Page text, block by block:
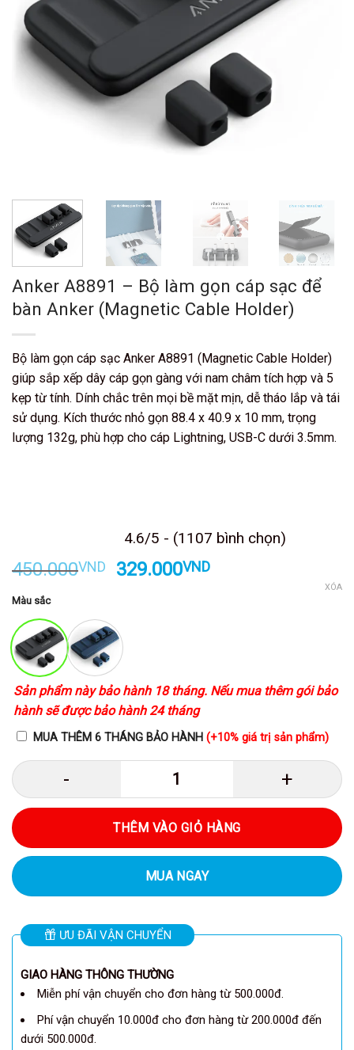
Anker A8891 – Bộ làm gọn cáp sạc để
bàn Anker (Magnetic Cable Holder)
Bộ làm gọn cáp sạc Anker A8891 (Magnetic Cable Holder)
giúp sắp xếp dây cáp gọn gàng với nam châm tích hợp và 5
kẹp từ tính. Dính chắc trên mọi bề mặt mịn, dễ tháo lắp và tái
sử dụng. Kích thước nhỏ gọn 88.4 x 40.9 x 10 mm, trọng
lượng 132g, phù hợp cho cáp Lightning, USB-C dưới 3.5mm.
4.6/5 - (1107 bình chọn)
450.000VND
Giá
450.000VND.
329.000VNDGiá
Màu sắc
XÓA
Sản phẩm này bảo hành 18 tháng. Nếu mua thêm gói bảo
hành sẽ được bảo hành 24 tháng
MUA THÊM 6 THÁNG BẢO HÀNH (+10% giá trị sản phẩm)
Anker A8891 - Bộ làm gọn cáp
THÊM VÀO GIỎ HÀNG
MUA NGAY
ƯU ĐÃI VẬN CHUYỂN
GIAO HÀNG THÔNG THƯỜNG
Miễn phí vận chuyển cho đơn hàng từ 500.000đ.
Phí vận chuyển 10.000đ cho đơn hàng từ 200.000đ đến
dưới 500.000đ.